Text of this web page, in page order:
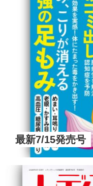
最新7/15発売号